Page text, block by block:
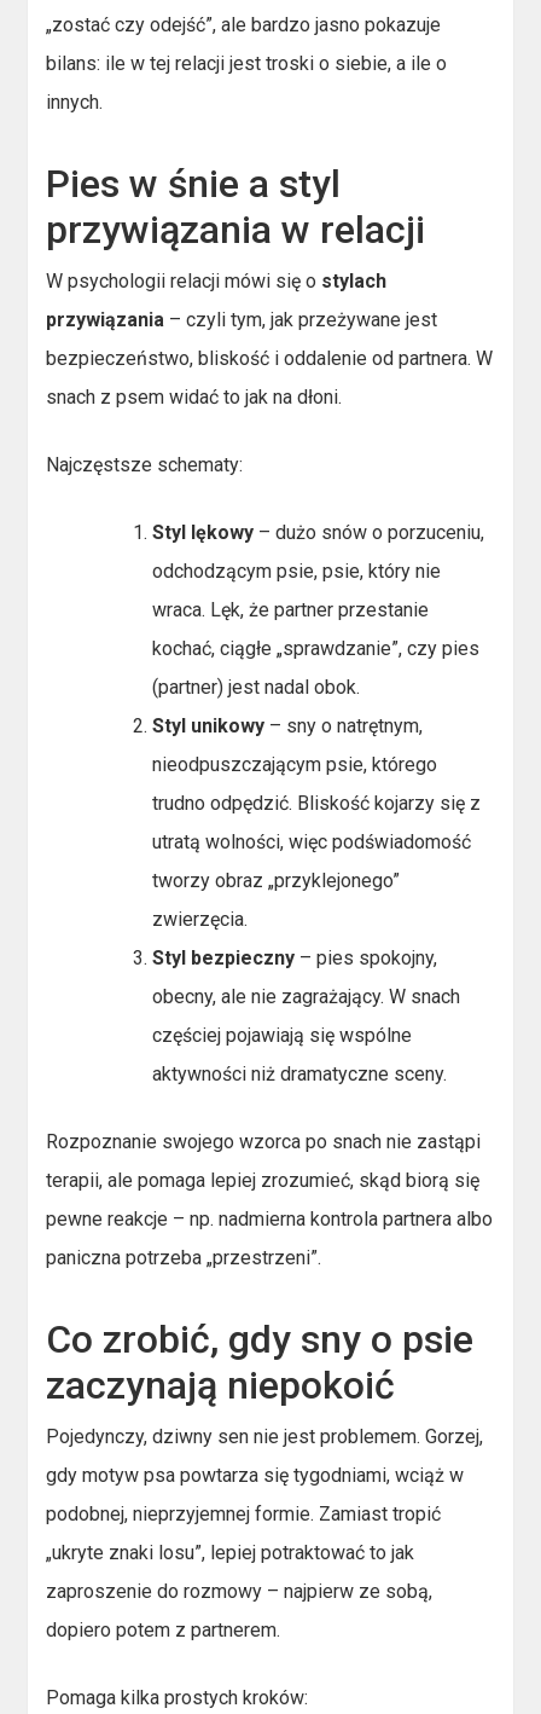
„zostać czy odejść”, ale bardzo jasno pokazuje
bilans: ile w tej relacji jest troski o siebie, a ile o
innych.
Pies w śnie a styl
przywiązania w relacji
W psychologii relacji mówi się o stylach
przywiązania – czyli tym, jak przeżywane jest
bezpieczeństwo, bliskość i oddalenie od partnera. W
snach z psem widać to jak na dłoni.
Najczęstsze schematy:
Styl lękowy – dużo snów o porzuceniu,
odchodzącym psie, psie, który nie
wraca. Lęk, że partner przestanie
kochać, ciągłe „sprawdzanie”, czy pies
(partner) jest nadal obok.
Styl unikowy – sny o natrętnym,
nieodpuszczającym psie, którego
trudno odpędzić. Bliskość kojarzy się z
utratą wolności, więc podświadomość
tworzy obraz „przyklejonego”
zwierzęcia.
Styl bezpieczny – pies spokojny,
obecny, ale nie zagrażający. W snach
częściej pojawiają się wspólne
aktywności niż dramatyczne sceny.
Rozpoznanie swojego wzorca po snach nie zastąpi
terapii, ale pomaga lepiej zrozumieć, skąd biorą się
pewne reakcje – np. nadmierna kontrola partnera albo
paniczna potrzeba „przestrzeni”.
Co zrobić, gdy sny o psie
zaczynają niepokoić
Pojedynczy, dziwny sen nie jest problemem. Gorzej,
gdy motyw psa powtarza się tygodniami, wciąż w
podobnej, nieprzyjemnej formie. Zamiast tropić
„ukryte znaki losu”, lepiej potraktować to jak
zaproszenie do rozmowy – najpierw ze sobą,
dopiero potem z partnerem.
Pomaga kilka prostych kroków: